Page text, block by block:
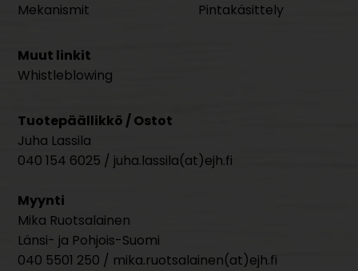
Mekanismit
Pintakäsittely
Muut linkit
Whistleblowing
Tuotepäällikkö / Ostot
Juha Lassila
040 154 6025 / juha.lassila(at)ejh.fi
Myynti
Mika Ruotsalainen
Länsi- ja Pohjois-Suomi
040 5501 250 / mika.ruotsalainen(at)ejh.fi